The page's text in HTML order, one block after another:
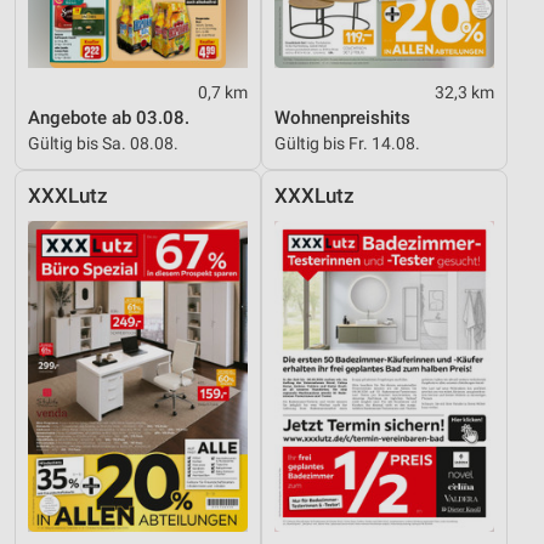
0,7 km
Angebote ab 03.08.
Gültig bis Sa. 08.08.
32,3 km
Wohnenpreishits
Gültig bis Fr. 14.08.
XXXLutz XXXLutz
Informationen identifizieren
Nicht-IAB-Verarbeitungszwecke:
Performance
Funktional
Werbung